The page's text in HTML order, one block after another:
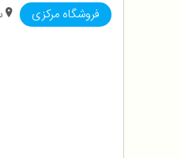
فروشگاه مرکزی